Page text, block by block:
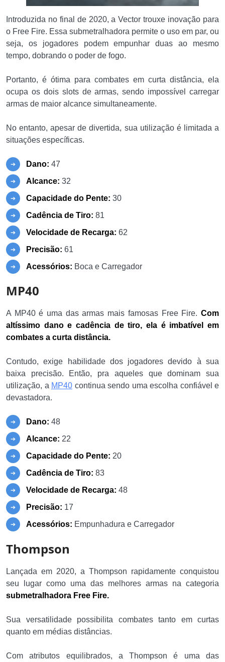
Introduzida no final de 2020, a Vector trouxe inovação para
o Free Fire. Essa submetralhadora permite o uso em par, ou
seja, os jogadores podem empunhar duas ao mesmo
tempo, dobrando o poder de fogo.
Portanto, é ótima para combates em curta distância, ela
ocupa os dois slots de armas, sendo impossível carregar
armas de maior alcance simultaneamente.
No entanto, apesar de divertida, sua utilização é limitada a
situações específicas.
Dano: 47
Alcance: 32
Capacidade do Pente: 30
Cadência de Tiro: 81
Velocidade de Recarga: 62
Precisão: 61
Acessórios: Boca e Carregador
MP40
A MP40 é uma das armas mais famosas Free Fire. Com
altíssimo dano e cadência de tiro, ela é imbatível em
combates a curta distância.
Contudo, exige habilidade dos jogadores devido à sua
baixa precisão. Então, pra aqueles que dominam sua
utilização, a MP40 continua sendo uma escolha confiável e
devastadora.
Dano: 48
Alcance: 22
Capacidade do Pente: 20
Cadência de Tiro: 83
Velocidade de Recarga: 48
Precisão: 17
Acessórios: Empunhadura e Carregador
Thompson
Lançada em 2020, a Thompson rapidamente conquistou
seu lugar como uma das melhores armas na categoria
submetralhadora Free Fire.
Sua versatilidade possibilita combates tanto em curtas
quanto em médias distâncias.
Com atributos equilibrados, a Thompson é uma das